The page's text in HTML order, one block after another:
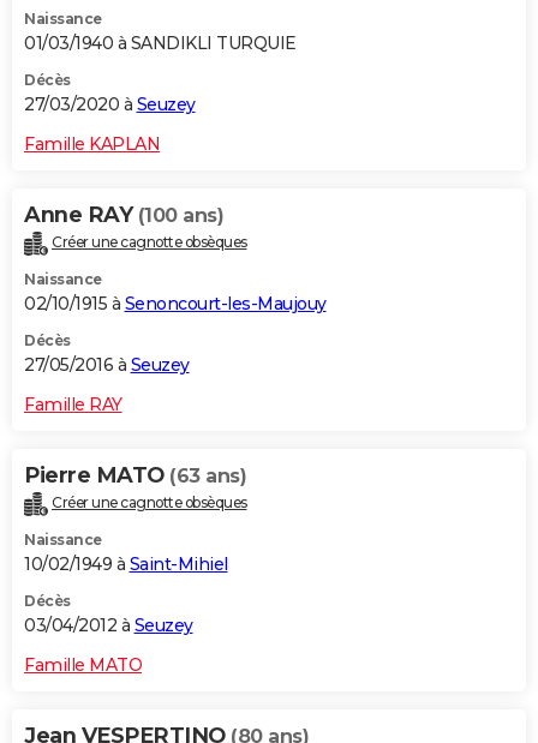
Dictionnaire
Biographies
Citations
Expressions
Proverbes
PROGRAMME TV
S'inscrire
Se connecter
Lycées
Collèges
Primaires
Universités
Entreprises
Service militaire
Avis de recherche
AVIS DE DÉCÈS
FORUM
Naissance
01/03/1940 à SANDIKLI TURQUIE
Décès
27/03/2020 à Seuzey
Famille KAPLAN
Anne RAY (100 ans)
Créer une cagnotte obsèques
Naissance
02/10/1915 à Senoncourt-les-Maujouy
Décès
27/05/2016 à Seuzey
Famille RAY
Pierre MATO (63 ans)
Créer une cagnotte obsèques
Naissance
10/02/1949 à Saint-Mihiel
Décès
03/04/2012 à Seuzey
Famille MATO
Jean VESPERTINO (80 ans)